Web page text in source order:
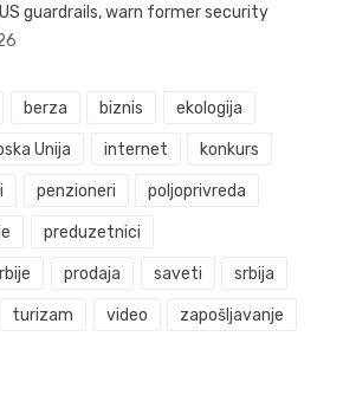
guardrails, warn former security
berza biznis ekologija
Unija internet konkurs
penzioneri poljoprivreda
preduzetnici
prodaja saveti srbija
turizam video zapošljavanje